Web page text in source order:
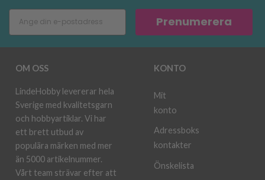
Prenumerera
OM OSS
LindeHobby levererar hela
Sverige med kvalitetsgarn
och hobbyartiklar. Vi har
ett brett utbud av
populära märken med mer
än 5000 artikelnummer.
Vårt team strävar efter att
KONTO
Mit
konto
Adressboks
kontakter
Önskelista